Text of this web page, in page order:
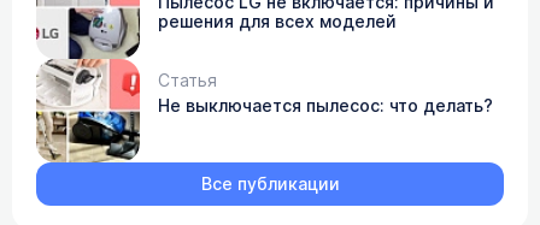
решения для всех моделей
Статья
Не выключается пылесос: что делать?
Все публикации